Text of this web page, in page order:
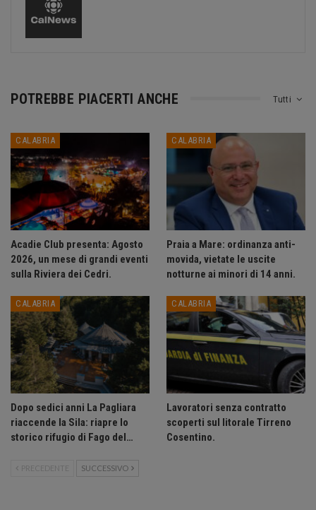
Tutti
POTREBBE PIACERTI ANCHE
CALABRIA
Acadie Club presenta: Agosto
2026, un mese di grandi eventi
sulla Riviera dei Cedri.
CALABRIA
Praia a Mare: ordinanza anti-
movida, vietate le uscite
notturne ai minori di 14 anni.
CALABRIA
Dopo sedici anni La Pagliara
riaccende la Sila: riapre lo
storico rifugio di Fago del…
CALABRIA
Lavoratori senza contratto
scoperti sul litorale Tirreno
Cosentino.
PRECEDENTE SUCCESSIVO